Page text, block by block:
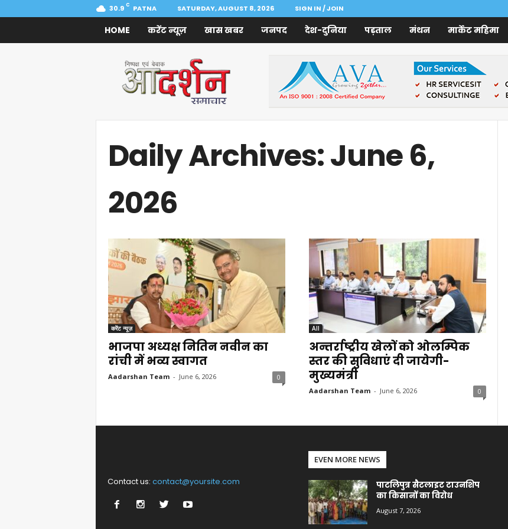
30.9 C PATNA SATURDAY, AUGUST 8, 2026 SIGN IN / JOIN
HOME करेंट न्यूज़ खास खबर जनपद देश-दुनिया पड़ताल मंथन मार्केट महिमा
Samachar
Daily Archives: June 6,
2026
करेंट न्यूज़
भाजपा अध्यक्ष नितिन नवीन का
रांची में भव्य स्वागत
Aadarshan Team - June 6, 2026 0
All
अन्तर्राष्ट्रीय खेलों को ओलम्पिक
स्तर की सुविधाएं दी जायेगी-
मुख्यमंत्री
Aadarshan Team - June 6, 2026 0
Contact us: contact@yoursite.com
EVEN MORE NEWS
पाटलिपुत्र सैटलाइट टाउनशिप
का किसानों का विरोध
August 7, 2026